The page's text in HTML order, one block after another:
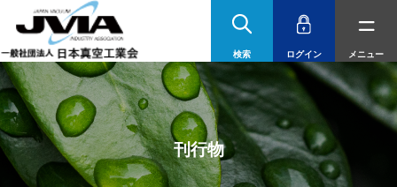
検索 ログイン メニュー
刊行物